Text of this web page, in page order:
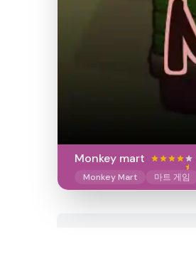
Monkey mart
Monkey Mart 마트 게임